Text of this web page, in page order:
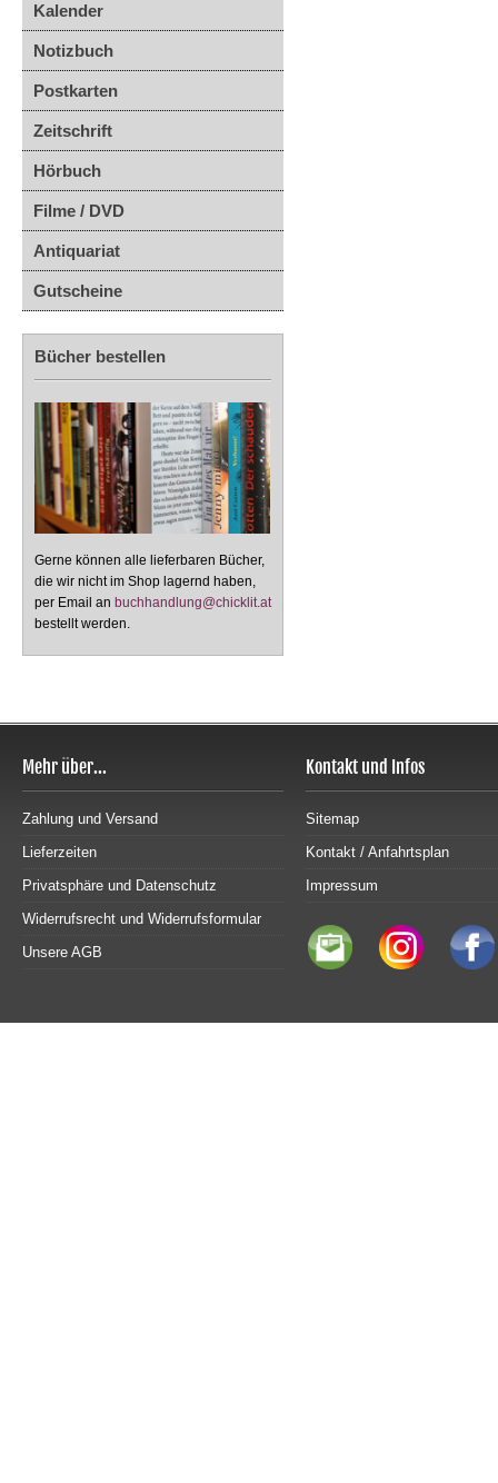
Kalender
Notizbuch
Postkarten
Zeitschrift
Hörbuch
Filme / DVD
Antiquariat
Gutscheine
Bücher bestellen
Gerne können alle lieferbaren Bücher,
die wir nicht im Shop lagernd haben,
per Email an buchhandlung@chicklit.at
bestellt werden.
Mehr über...
Zahlung und Versand
Lieferzeiten
Privatsphäre und Datenschutz
Widerrufsrecht und Widerrufsformular
Unsere AGB
Kontakt und Infos
Sitemap
Kontakt / Anfahrtsplan
Impressum